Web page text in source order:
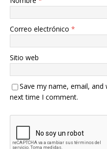
Correo electrónico *
Sitio web
Save my name, email,
next time I comment.